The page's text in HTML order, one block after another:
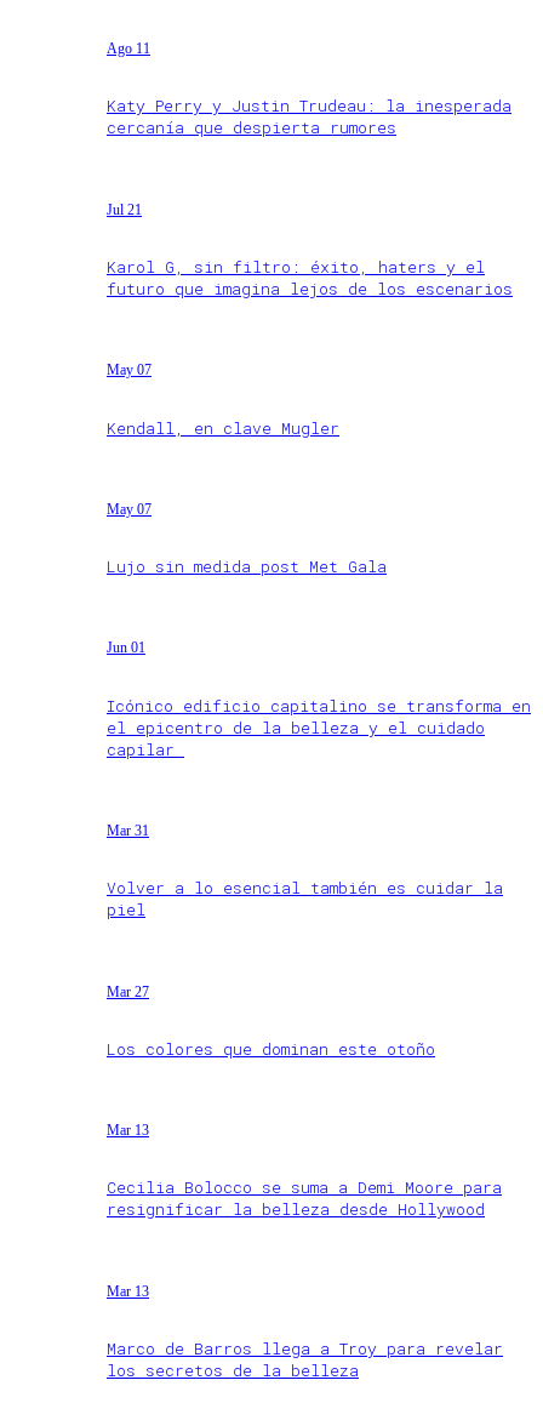
Ago 11
Katy Perry y Justin Trudeau: la inesperada
cercanía que despierta rumores
Jul 21
Karol G, sin filtro: éxito, haters y el
futuro que imagina lejos de los escenarios
May 07
Kendall, en clave Mugler
May 07
Lujo sin medida post Met Gala
Jun 01
Icónico edificio capitalino se transforma en
el epicentro de la belleza y el cuidado
capilar
Mar 31
Volver a lo esencial también es cuidar la
piel
Mar 27
Los colores que dominan este otoño
Mar 13
Cecilia Bolocco se suma a Demi Moore para
resignificar la belleza desde Hollywood
Mar 13
Marco de Barros llega a Troy para revelar
los secretos de la belleza